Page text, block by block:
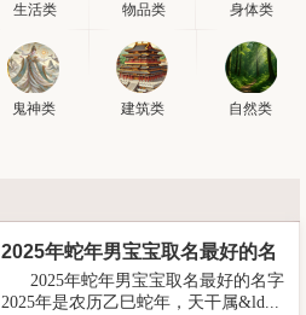
生活类 物品类 身体类
鬼神类 建筑类 自然类
2025年蛇年男宝宝取名最好的名
2025年蛇年男宝宝取名最好的名字
2025年是农历乙巳蛇年，天干属&ld...